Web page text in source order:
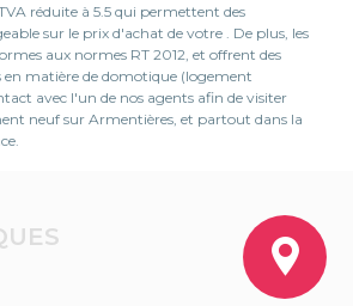
réduite à 5.5 qui permettent des
sur le prix d'achat de votre . De plus, les
aux normes RT 2012, et offrent des
en matière de domotique (logement
avec l'un de nos agents afin de visiter
neuf sur Armentières, et partout dans la